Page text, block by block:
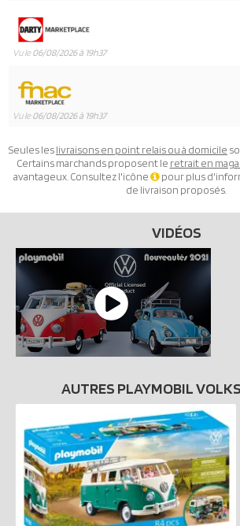
Vu le06/08/2026 à 19h37
Vu le06/08/2026 à 19h37
Seules leslivraisons en point relais ou à domicile
Certains marchands proposent le retrait en
avantageux. Consultez l'icône
pour plus
de livraison proposés.
VIDÉOS
AUTRES PLAYMOBIL